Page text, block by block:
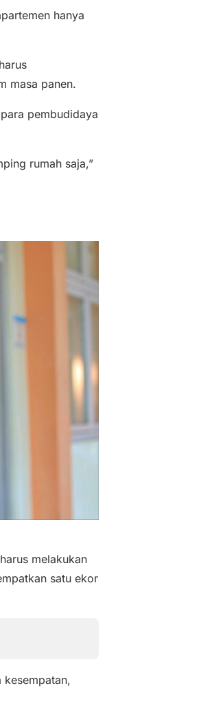
hanya
masa panen.
pembudidaya
rumah saja,”
melakukan
satu ekor
kesempatan,